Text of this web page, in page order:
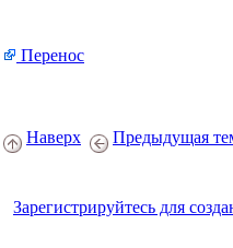
Перенос
Наверх Предыдущая
Зарегистрируйтесь для